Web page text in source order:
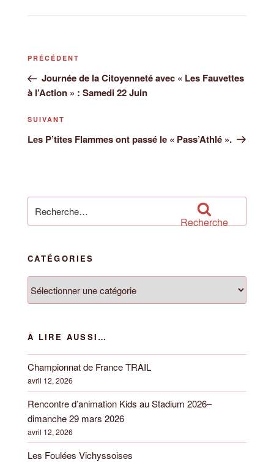
Navigation
l’article
Article
précédent
PRÉCÉDENT
Journée de la Citoyenneté avec « Les Fauvettes
à l’Action » : Samedi 22 Juin
Article
suivant
SUIVANT
Les P’tites Flammes ont passé le « Pass’Athlé ».
pour
Recherche
CATÉGORIES
À LIRE AUSSI…
Championnat de France TRAIL
avril 12, 2026
Rencontre d’animation Kids au Stadium 2026–
dimanche 29 mars 2026
avril 12, 2026
Les Foulées Vichyssoises